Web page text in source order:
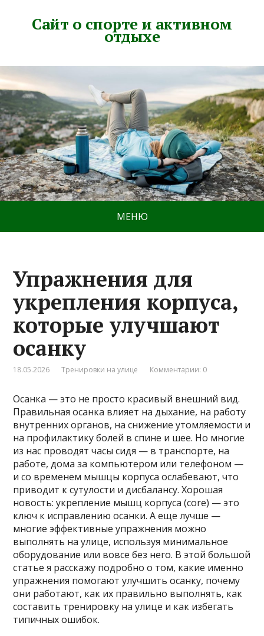
Сайт о спорте и активном
отдыхе
МЕНЮ
Упражнения для
укрепления корпуса,
которые улучшают
осанку
18.05.2026 Тренировки на улице Комментарии: 0
Осанка — это не просто красивый внешний вид.
Правильная осанка влияет на дыхание, на работу
внутренних органов, на снижение утомляемости и
на профилактику болей в спине и шее. Но многие
из нас проводят часы сидя — в транспорте, на
работе, дома за компьютером или телефоном —
и со временем мышцы корпуса ослабевают, что
приводит к сутулости и дисбалансу. Хорошая
новость: укрепление мышц корпуса (core) — это
ключ к исправлению осанки. А еще лучше —
многие эффективные упражнения можно
выполнять на улице, используя минимальное
оборудование или вовсе без него. В этой большой
статье я расскажу подробно о том, какие именно
упражнения помогают улучшить осанку, почему
они работают, как их правильно выполнять, как
составить тренировку на улице и как избегать
типичных ошибок.